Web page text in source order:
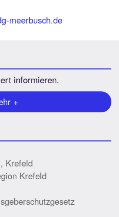
meerbusch.de
informieren.
+
Krefeld
Krefeld